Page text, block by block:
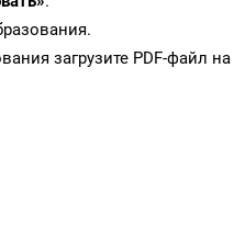
загрузите PDF-файл